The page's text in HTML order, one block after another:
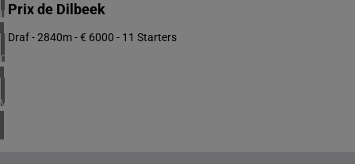
IERLAND
1 meeting(s)
CHILI
1 meeting(s)
VERENIGDE STATEN
4 meeting(s)
Prix de Dilbeek
Draf - 2840m - € 6000 - 11 Starters